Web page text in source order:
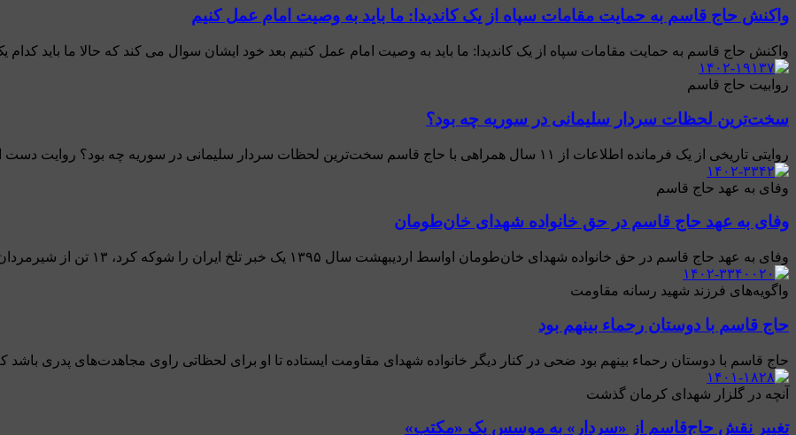
واکنش حاج قاسم به حمایت مقامات سپاه از یک کاندیدا: ما باید به وصیت امام عمل کنیم
واکنش حاج قاسم به حمایت مقامات سپاه از یک کاندیدا: ما باید به وصیت امام عمل کنیم بعد خود ایشان سوال می کند که حالا ما باید کدام
روابیت حاج قاسم
سخت‌ترین لحظات سردار سلیمانی در سوریه چه بود؟
روایتی تاریخی از یک فرمانده اطلاعات از ۱۱ سال همراهی با حاج قاسم سخت‌ترین لحظات سردار سلیمانی در سوریه چه بود؟ روایت دست اول یک فرمانده اطلاعات از ۱۱ سال ...
وفای به عهد حاج قاسم
وفای به عهد حاج قاسم در حق خانواده شهدای خان‌طومان
وفای به عهد حاج قاسم در حق خانواده شهدای خان‌طومان اواسط اردیبهشت سال ۱۳۹۵ یک خبر تلخ ایران را شوکه کرد، ۱۳ تن از شیرمردان مازندرانی جبهه مقاومت در یک ...
واگویه‌های فرزند شهید رسانه مقاومت
حاج قاسم با دوستان رحماء بینهم بود
حاج قاسم با دوستان رحماء بینهم بود ضحی در کنار دیگر خانواده شهدای مقاومت ایستاده تا او برای لحظاتی راوی مجاهدت‌های پدری
آنچه در گلزار شهدای کرمان گذشت
تغییر نقش حاج‌قاسم از «سردار» به موسس یک «مکتب»